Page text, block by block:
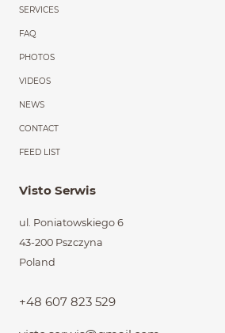
SERVICES
FAQ
PHOTOS
VIDEOS
NEWS
CONTACT
FEED LIST
Visto Serwis
ul. Poniatowskiego 6
43-200 Pszczyna
Poland
+48 607 823 529